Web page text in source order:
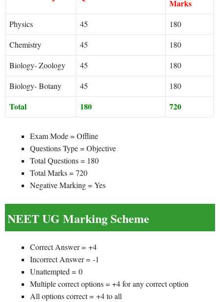
Marks
Physics 45
180
Chemistry
45
180
Biology- Zoology
45
180
Biology- Botany
45 180
Total 180 720
Exam Mode = Offline
Questions Type = Objective
Total Questions = 180
Total Marks = 720
Negative Marking = Yes
NEET UG Marking Scheme
Correct Answer = +4
Incorrect Answer = -1
Unattempted = 0
Multiple correct options = +4 for any correct option
All options correct = +4 to all